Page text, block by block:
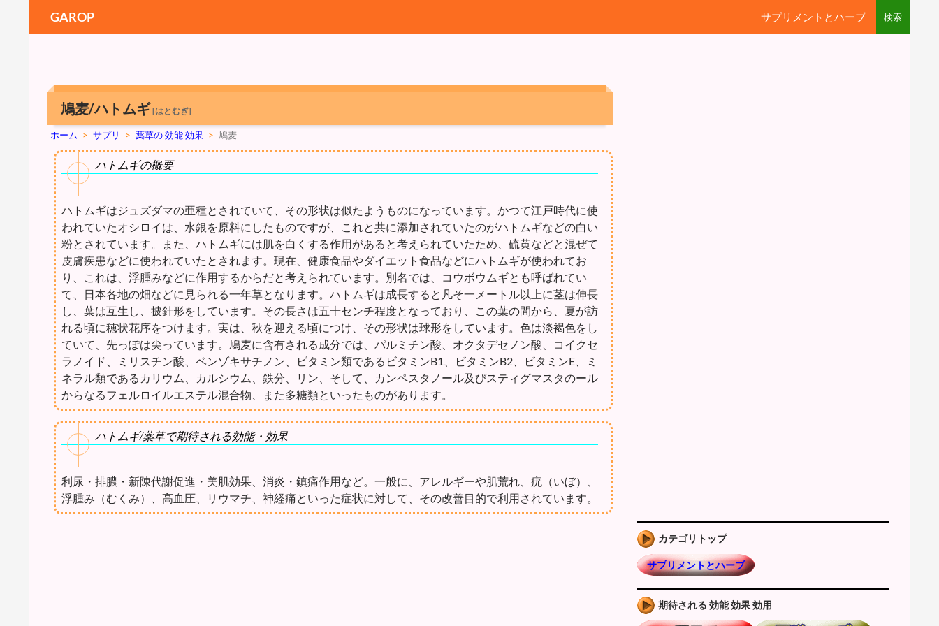
GAROP サプリメントとハーブ
鳩麦/ハトムギ [はとむぎ]
ホーム > サプリ > 薬草の 効能 効果 > 鳩麦
ハトムギの概要
ハトムギはジュズダマの亜種とされていて、その形状は似たようものになっています。かつて江戸時代に使
われていたオシロイは、水銀を原料にしたものですが、これと共に添加されていたのがハトムギなどの白い
粉とされています。また、ハトムギには肌を白くする作用があると考えられていたため、硫黄などと混ぜて
皮膚疾患などに使われていたとされます。現在、健康食品やダイエット食品などにハトムギが使われてお
り、これは、浮腫みなどに作用するからだと考えられています。別名では、コウボウムギとも呼ばれてい
て、日本各地の畑などに見られる一年草となります。ハトムギは成長すると凡そ一メートル以上に茎は伸長
し、葉は互生し、披針形をしています。その長さは五十センチ程度となっており、この葉の間から、夏が訪
れる頃に穂状花序をつけます。実は、秋を迎える頃につけ、その形状は球形をしています。色は淡褐色をし
ていて、先っぽは尖っています。鳩麦に含有される成分では、パルミチン酸、オクタデセノン酸、コイクセ
ラノイド、ミリスチン酸、ベンゾキサチノン、ビタミン類であるビタミンB1、ビタミンB2、ビタミンE、ミ
ネラル類であるカリウム、カルシウム、鉄分、リン、そして、カンペスタノール及びスティグマスタのール
からなるフェルロイルエステル混合物、また多糖類といったものがあります。
ハトムギ/薬草で期待される効能・効果
利尿・排膿・新陳代謝促進・美肌効果、消炎・鎮痛作用など。一般に、アレルギーや肌荒れ、疣（いぼ）、
浮腫み（むくみ）、高血圧、リウマチ、神経痛といった症状に対して、その改善目的で利用されています。
カテゴリトップ
サプリメントとハーブ
期待される 効能 効果 効用